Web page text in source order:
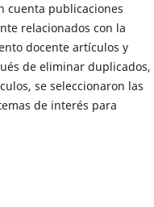
cuenta publicaciones
relacionados con la
docente artículos y
de eliminar duplicados,
se seleccionaron las
de interés para